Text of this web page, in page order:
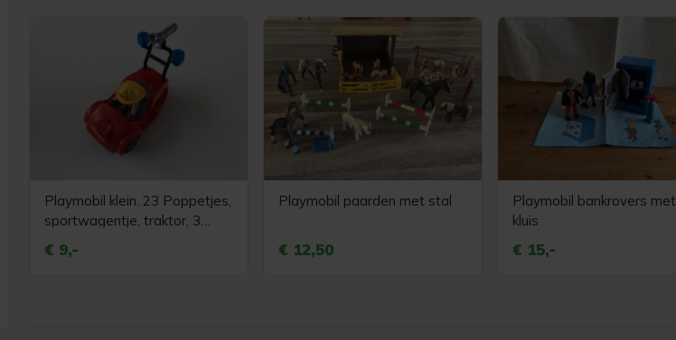
Playmobil klein. 23 Poppetjes,
sportwagentje, traktor, 3
€ 9,-
Playmobil paarden met stal
€ 12,50
Playmobil bankrovers met
kluis
€ 15,-